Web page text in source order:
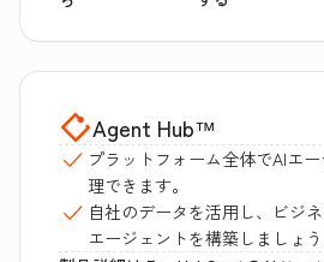
Agent Hub™
プラットフォーム全体でAIエ
理できます。
自社のデータを活用し、ビジ
エージェントを構築しましょう